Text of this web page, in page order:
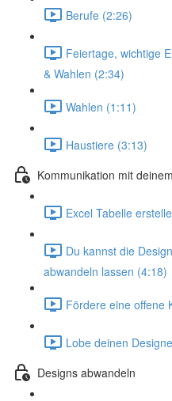
Berufe (2:26)
Feiertage, wichtige
& Wahlen (2:34)
Wahlen (1:11)
Haustiere (3:13)
Kommunikation mit
Excel Tabelle
Du kannst die
abwandeln lassen (4:18)
Fördere eine offene
Lobe deinen
Designs abwandeln